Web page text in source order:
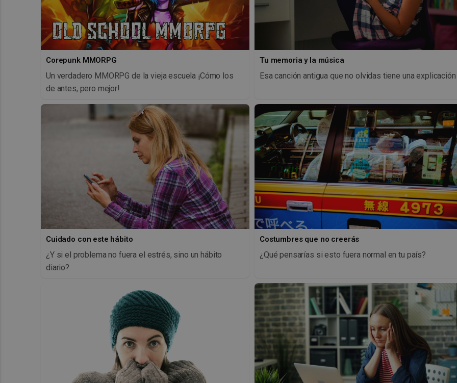
Corepunk MMORPG
Un verdadero MMORPG de la vieja escuela ¡Cómo los
de antes, pero mejor!
Tu memoria y la música
Esa canción antigua que no olvidas tiene una explicación
Cuidado con este hábito
¿Y si el problema no fuera el estrés, sino un hábito
diario?
Costumbres que no creerás
¿Qué pensarías si esto fuera normal en tu país?